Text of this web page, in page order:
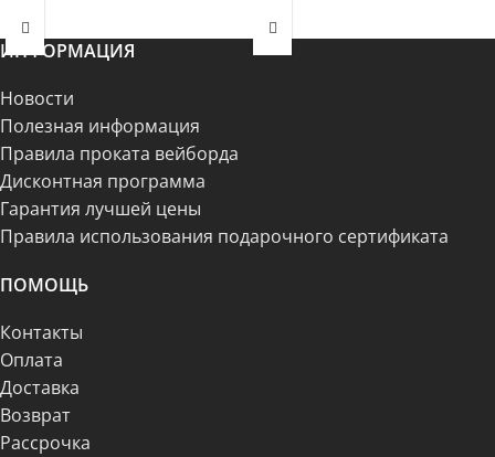
ИНФОРМАЦИЯ
Новости
Полезная информация
Правила проката вейборда
Дисконтная программа
Гарантия лучшей цены
Правила использования подарочного сертификата
ПОМОЩЬ
Контакты
Оплата
Доставка
Возврат
Рассрочка